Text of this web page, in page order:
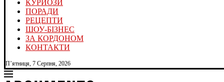
КУРЙОЗИ
ПОРАДИ
РЕЦЕПТИ
ШОУ-БІЗНЕС
ЗА КОРДОНОМ
КОНТАКТИ
П’ятниця, 7 Серпня, 2026